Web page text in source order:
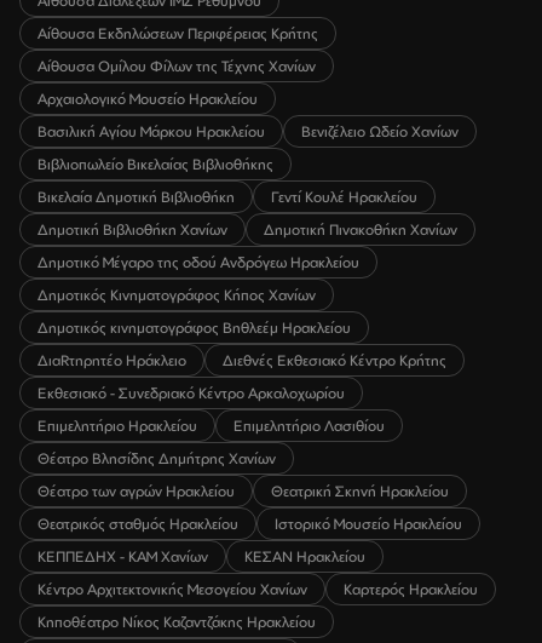
Αίθουσα Εκδηλώσεων Περιφέρειας Κρήτης
Αίθουσα Ομίλου Φίλων της Τέχνης Χανίων
Αρχαιολογικό Μουσείο Ηρακλείου
Βασιλική Αγίου Μάρκου Ηρακλείου
Βενιζέλειο Ωδείο Χανίων
Βιβλιοπωλείο Βικελαίας Βιβλιοθήκης
Βικελαία Δημοτική Βιβλιοθήκη
Γεντί Κουλέ Ηρακλείου
Δημοτική Βιβλιοθήκη Χανίων
Δημοτική Πινακοθήκη Χανίων
Δημοτικό Μέγαρο της οδού Ανδρόγεω Ηρακλείου
Δημοτικός Κινηματογράφος Κήπος Χανίων
Δημοτικός κινηματογράφος Βηθλεέμ Ηρακλείου
ΔιαRτηρητέο Ηράκλειο
Διεθνές Εκθεσιακό Κέντρο Κρήτης
Εκθεσιακό - Συνεδριακό Κέντρο Αρκαλοχωρίου
Επιμελητήριο Ηρακλείου
Επιμελητήριο Λασιθίου
Θέατρο Βλησίδης Δημήτρης Χανίων
Θέατρο των αγρών Ηρακλείου
Θεατρική Σκηνή Ηρακλείου
Θεατρικός σταθμός Ηρακλείου
Ιστορικό Μουσείο Ηρακλείου
ΚΕΠΠΕΔΗΧ - ΚΑΜ Χανίων
ΚΕΣΑΝ Ηρακλείου
Κέντρο Αρχιτεκτονικής Μεσογείου Χανίων
Καρτερός Ηρακλείου
Κηποθέατρο Νίκος Καζαντζάκης Ηρακλείου